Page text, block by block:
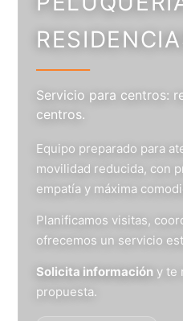
Servicio para centros:
centros.
Equipo preparado para
movilidad reducida, con
empatía y máxima
Planificamos visitas,
ofrecemos un servicio
Solicita información y te
propuesta.